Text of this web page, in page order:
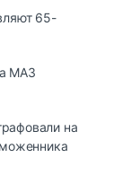
65-
МАЗ
на